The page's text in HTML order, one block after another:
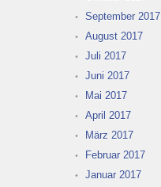
September 2017
August 2017
Juli 2017
Juni 2017
Mai 2017
April 2017
März 2017
Februar 2017
Januar 2017